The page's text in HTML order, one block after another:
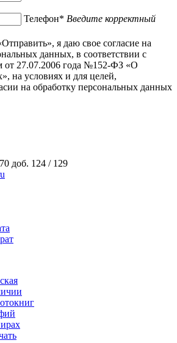
Телефон* Введите корректный
я даю свое согласие на
данных, в соответствии с
от 27.07.2006 года №152-ФЗ «О
на условиях и для целей,
на обработку персональных данных
доб. 124 / 129